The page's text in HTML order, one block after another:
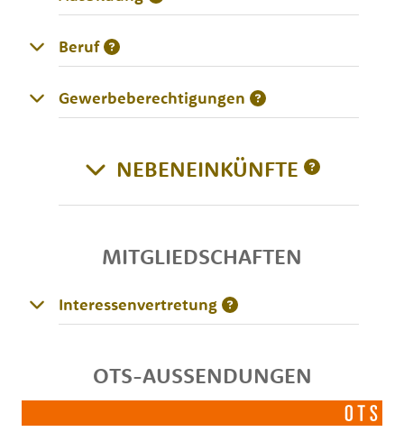
Beruf
Gewerbeberechtigungen
NEBENEINKÜNFTE
MITGLIEDSCHAFTEN
Interessenvertretung
OTS-AUSSENDUNGEN